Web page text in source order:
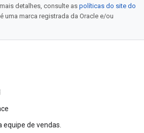
mais detalhes, consulte as políticas do site do
uma marca registrada da Oracle e/ou
de vendas.